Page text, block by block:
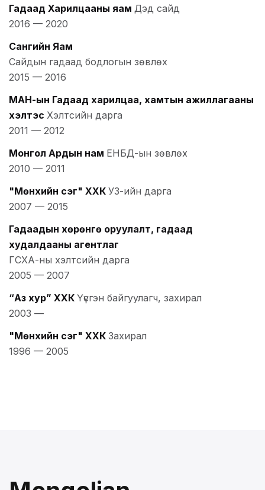
Гадаад Харилцааны яам Дэд сайд
2016 — 2020
Сангийн Яам
Сайдын гадаад бодлогын зөвлөх
2015 — 2016
МАН-ын Гадаад харилцаа, хамтын ажиллагааны
хэлтэс Хэлтсийн дарга
2011 — 2012
Монгол Ардын нам ЕНБД-ын зөвлөх
2010 — 2011
"Мөнхийн үсэг" ХХК УЗ-ийн дарга
2007 — 2015
Гадаадын хөрөнгө оруулалт, гадаад
худалдааны агентлаг
ГСХА-ны хэлтсийн дарга
2005 — 2007
“Аз хур” ХХК Үүсгэн байгуулагч, захирал
2003 —
"Мөнхийн үсэг" ХХК Захирал
1996 — 2005